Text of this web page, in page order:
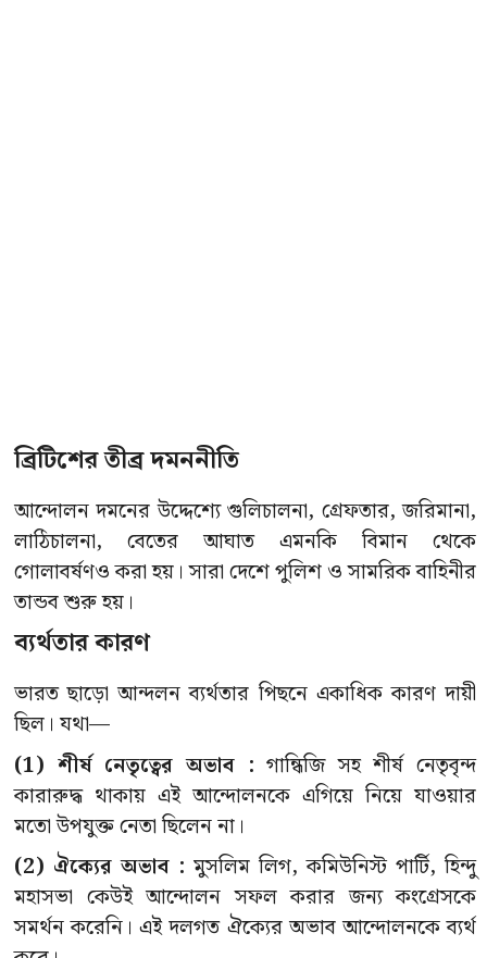
ব্রিটিশের তীব্র দমননীতি
আন্দোলন দমনের উদ্দেশ্যে গুলিচালনা, গ্রেফতার, জরিমানা,
লাঠিচালনা, বেতের আঘাত এমনকি বিমান থেকে
গোলাবর্ষণও করা হয়। সারা দেশে পুলিশ ও সামরিক বাহিনীর
তান্ডব শুরু হয়।
ব্যর্থতার কারণ
ভারত ছাড়ো আন্দলন ব্যর্থতার পিছনে একাধিক কারণ দায়ী
ছিল। যথা—
(1) শীর্ষ নেতৃত্বের অভাব : গান্ধিজি সহ শীর্ষ নেতৃবৃন্দ
কারারুদ্ধ থাকায় এই আন্দোলনকে এগিয়ে নিয়ে যাওয়ার
মতো উপযুক্ত নেতা ছিলেন না।
(2) ঐক্যের অভাব : মুসলিম লিগ, কমিউনিস্ট পার্টি, হিন্দু
মহাসভা কেউই আন্দোলন সফল করার জন্য কংগ্রেসকে
সমর্থন করেনি। এই দলগত ঐক্যের অভাব আন্দোলনকে ব্যর্থ